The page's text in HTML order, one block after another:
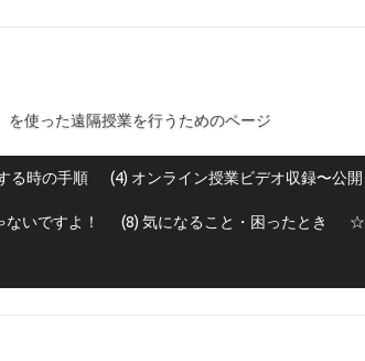
使った遠隔授業を行うためのページ
る時の手順 (4) オンライン授業ビデオ収録〜公開
いですよ！ (8) 気になること・困ったとき ☆